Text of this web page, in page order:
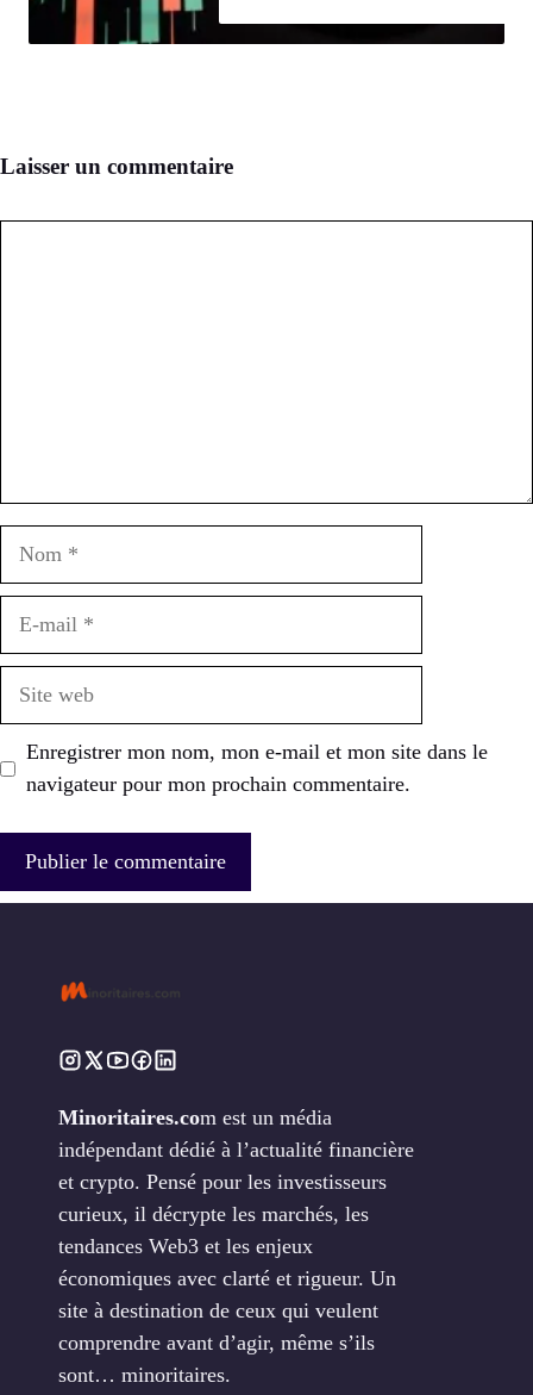
Laisser un commentaire
Enregistrer mon nom, mon e-mail et mon site dans le
navigateur pour mon prochain commentaire.
Minoritaires.com est un média
indépendant dédié à l’actualité financière
et crypto. Pensé pour les investisseurs
curieux, il décrypte les marchés, les
tendances Web3 et les enjeux
économiques avec clarté et rigueur. Un
site à destination de ceux qui veulent
comprendre avant d’agir, même s’ils
sont… minoritaires.